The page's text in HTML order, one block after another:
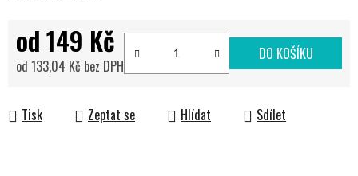
od149 Kč
od 133,04 Kč bez DPH
DO KOŠÍKU
Tisk Zeptat se Hlídat Sdílet